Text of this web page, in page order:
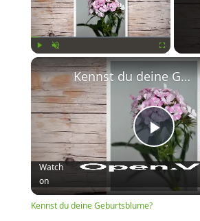
Fullscreen
Play
Kennst du deine Geburtsblume?
Watch
on
Kennst du deine Geburtsblume?